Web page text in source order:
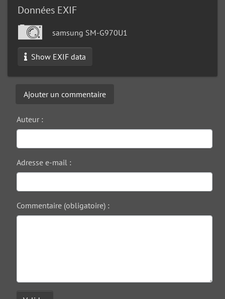
Données EXIF
samsung SM-G970U1
Show EXIF data
Ajouter un commentaire
Auteur :
Adresse e-mail :
Commentaire (obligatoire) :